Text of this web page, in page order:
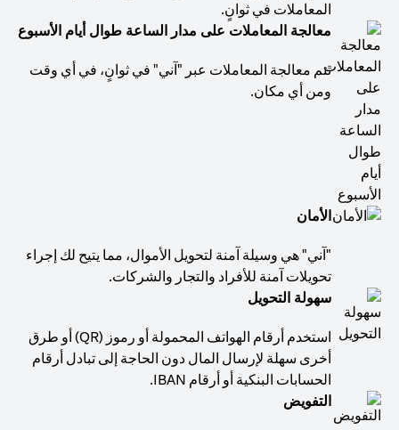
المعاملات في ثوانٍ.
معالجة المعاملات على مدار الساعة طوال أيام الأسبوع
تتم معالجة المعاملات عبر "آني" في ثوانٍ، في أي وقت
ومن أي مكان.
الأمان
"آني" هي وسيلة آمنة لتحويل الأموال، مما يتيح لك إجراء
تحويلات آمنة للأفراد والتجار والشركات.
سهولة التحويل
استخدم أرقام الهواتف المحمولة أو رموز (QR) أو طرق
أخرى سهلة لإرسال المال دون الحاجة إلى تبادل أرقام
الحسابات البنكية أو أرقام IBAN.
التفويض